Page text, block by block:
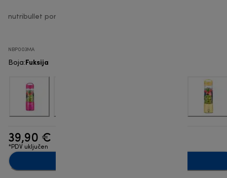
nutribullet portable
NBP003MA
Boja:Fuksija
39,90 €
*PDV uključen